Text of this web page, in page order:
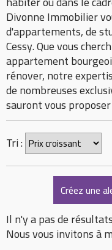
Divonne Immobilier
d'appartements, de
Cessy. Que vous
appartement
rénover, notre
de nombreuses
sauront vous
Tri :
Il n'y a pas de
Nous vous invitons à